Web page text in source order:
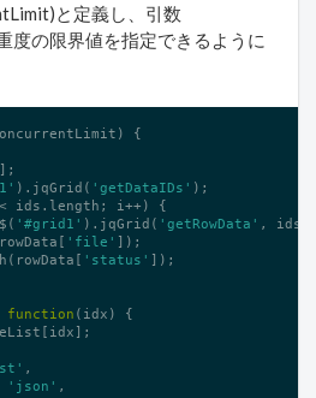
と定義し、引数
度の限界値を指定できるように
{
).jqGrid( 'getDataIDs' );
ids.length; i++) {
'#grid1' ).jqGrid( 'getRowData' ,
'file' ]);
'status' ]);
function (idx)
{
,
'json' ,